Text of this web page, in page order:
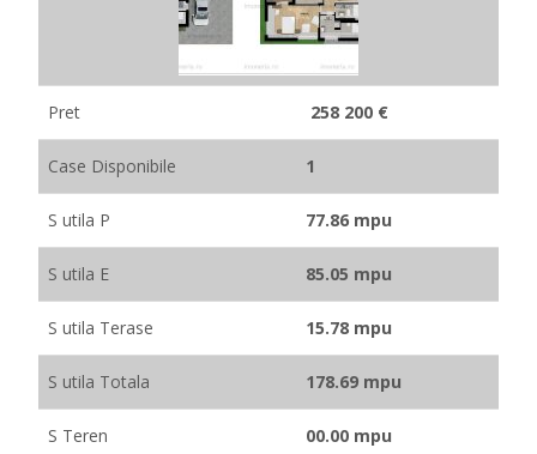
Pret 258 200 €
Case Disponibile 1
S utila P 77.86 mpu
S utila E 85.05 mpu
S utila Terase 15.78 mpu
S utila Totala 178.69 mpu
S Teren 00.00 mpu